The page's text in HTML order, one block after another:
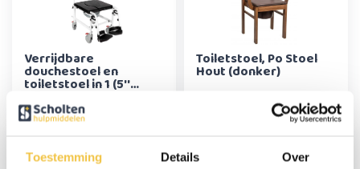
Toestemming Details Over
Verrijdbare
douchestoel en
toiletstoel in 1 (5''
269,-
Toiletstoel, Po Stoel
Hout (donker)